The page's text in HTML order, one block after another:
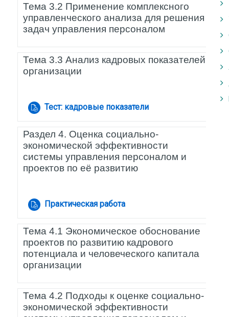
Тема 3.2 Применение комплексного
управленческого анализа для решения
задач управления персоналом
Тема 3.3 Анализ кадровых показателей
организации
Тест: кадровые показатели
Задание
Раздел 4. Оценка социально-
экономической эффективности
системы управления персоналом и
проектов по её развитию
Практическая работа
Задание
Тема 4.1 Экономическое обоснование
проектов по развитию кадрового
потенциала и человеческого капитала
организации
Тема 4.2 Подходы к оценке социально-
экономической эффективности